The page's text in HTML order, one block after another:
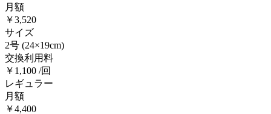
月額
￥3,520
サイズ
2号 (24×19cm)
交換利用料
￥1,100 /回
レギュラー
月額
￥4,400